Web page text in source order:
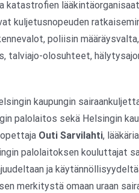
katastrofien
kuljetusnopeuden
poliisin
talviajo-olosuhteet,
kaupungin
palolaitos sekä Helsingin
Outi Sarvilahti,
palolaitoksen kouluttajat
ja
merkitystä omaan uraan